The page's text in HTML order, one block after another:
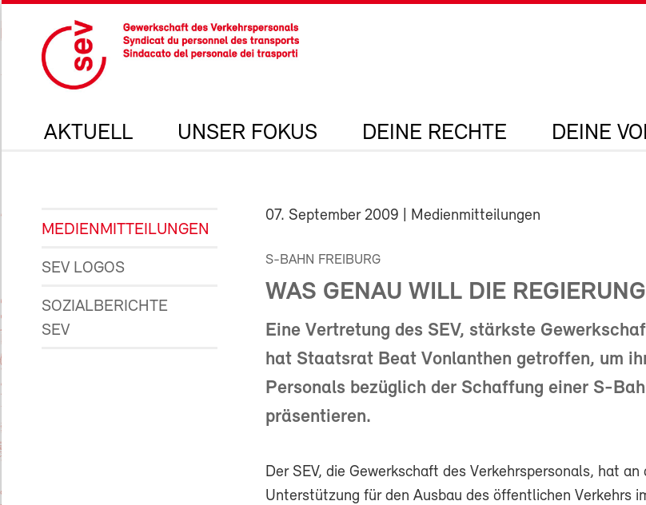
AKTUELL UNSER FOKUS DEINE RECHTE DEINE
MEDIENMITTEILUNGEN
SEV LOGOS
SOZIALBERICHTE
SEV
07. September 2009 | Medienmitteilungen
S-BAHN FREIBURG
WAS GENAU WILL DIE
Eine Vertretung des SEV, stärkste
hat Staatsrat Beat Vonlanthen getroffen, um
Personals bezüglich der Schaffung einer S-
präsentieren.
Der SEV, die Gewerkschaft des Verkehrspersonals, hat
Unterstützung für den Ausbau des öffentlichen Verkehrs